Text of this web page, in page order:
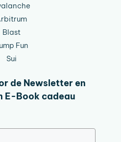
Blast
Fun
Sui
de Newsletter en
E-Book cadeau